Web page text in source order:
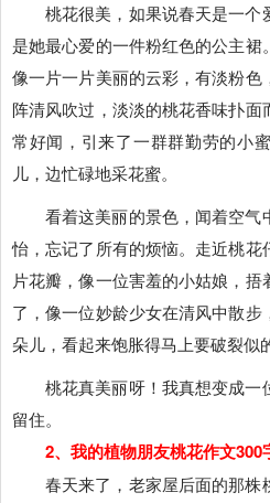
桃花很美，如果说春天是一
是她最心爱的一件粉红色的公主裙
像一片一片美丽的云彩，有淡粉
阵清风吹过，淡淡的桃花香味扑
常好闻，引来了一群群勤劳的小
儿，边忙碌地采花蜜。
看着这美丽的景色，闻着空
怡，忘记了所有的烦恼。走近桃
片花瓣，像一位害羞的小姑娘，
了，像一位妙龄少女在清风中散
朵儿，看起来饱胀得马上要破裂似的
桃花真美丽呀！我真想变成
留住。
2、我的植物朋友桃花作文300
春天来了，老家屋后面的那